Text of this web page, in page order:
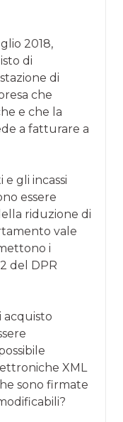
2018,
di
di
che
e che la
a fatturare a
gli incassi
essere
riduzione di
vale
i
del DPR
XML
sono firmate